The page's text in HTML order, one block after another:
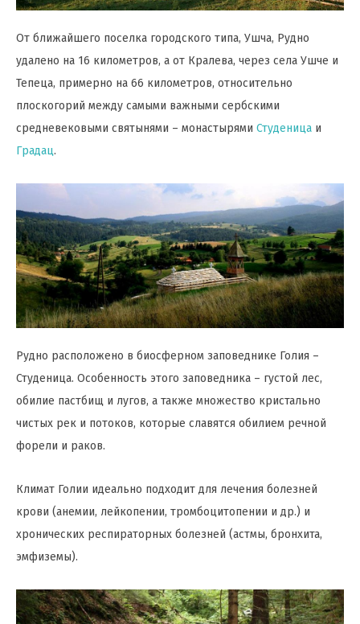
От ближайшего поселка городского типа, Ушча, Рудно
удалено на 16 километров, а от Кралева, через села Ушче и
Тепеца, примерно на 66 километров, относительно
плоскогорий между самыми важными сербскими
средневековыми святынями – монастырями Студеница и
Градац.
Рудно расположено в биосферном заповеднике Голия –
Студеница. Особенность этого заповедника – густой лес,
обилие пастбищ и лугов, а также множество кристально
чистых рек и потоков, которые славятся обилием речной
форели и раков.
Климат Голии идеально подходит для лечения болезней
крови (анемии, лейкопении, тромбоцитопении и др.) и
хронических респираторных болезней (астмы, бронхита,
эмфиземы).